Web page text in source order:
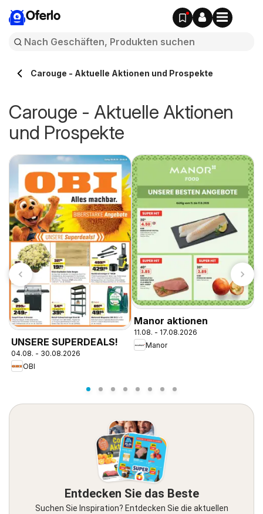
Oferlo
Carouge - Aktuelle Aktionen und Prospekte
Carouge - Aktuelle Aktionen
und Prospekte
UNSERE SUPERDEALS!
04.08. - 30.08.2026
OBI
Manor aktionen
11.08. - 17.08.2026
Manor
Entdecken Sie das Beste
Suchen Sie Inspiration? Entdecken Sie die aktuellen